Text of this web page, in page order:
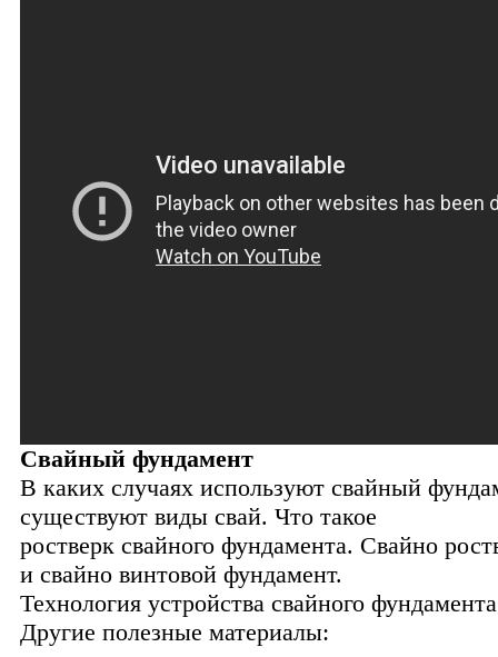
Свайный фундамент
В каких случаях используют свайный
существуют виды свай. Что такое
ростверк свайного фундамента. Свайно
и свайно винтовой фундамент.
Технология устройства свайного
Другие полезные материалы: